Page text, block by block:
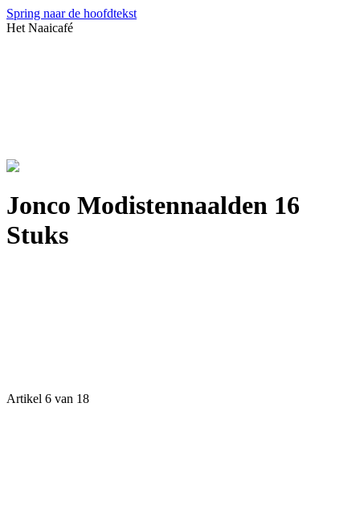
Spring naar de hoofdtekst
Het Naaicafé
Jonco Modistennaalden 16
Stuks
Artikel 6 van 18